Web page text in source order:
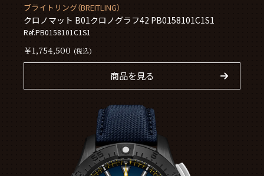
ブライトリング（BREITLING）
クロノマット B01クロノグラフ42 PB0158101C1S1
Ref.PB0158101C1S1
￥1,754,500 (税込)
商品を見る